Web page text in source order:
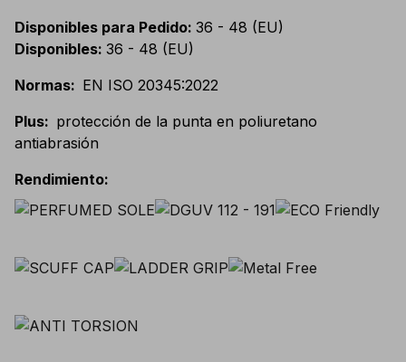
Disponibles para Pedido: 36 - 48 (EU)
Disponibles: 36 - 48 (EU)
Normas: EN ISO 20345:2022
Plus: protección de la punta en poliuretano
antiabrasión
Rendimiento: